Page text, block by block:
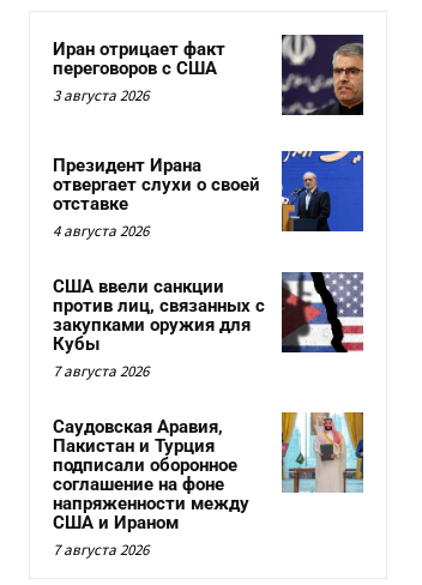
Иран отрицает факт
переговоров с США
3 августа 2026
Президент Ирана
отвергает слухи о своей
отставке
4 августа 2026
США ввели санкции
против лиц, связанных с
закупками оружия для
Кубы
7 августа 2026
Саудовская Аравия,
Пакистан и Турция
подписали оборонное
соглашение на фоне
напряженности между
США и Ираном
7 августа 2026